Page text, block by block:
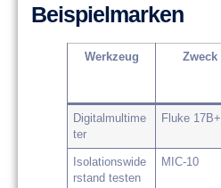
Beispielmarken
Werkzeug Zweck
Digitalmultime
ter
Fluke 17B+
Isolationswide
rstand testen
MIC-10